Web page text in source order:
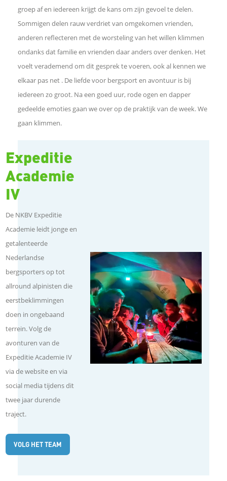
I
n
W
h
t
A
p
i
n
k
m
groep af en iedereen krijgt de kans om zijn gevoel te delen.
Sommigen delen rauw verdriet van omgekomen vrienden,
anderen reflecteren met de worsteling van het willen klimmen
ondanks dat familie en vrienden daar anders over denken. Het
voelt verademend om dit gesprek te voeren, ook al kennen we
elkaar pas net . De liefde voor bergsport en avontuur is bij
iedereen zo groot. Na een goed uur, rode ogen en dapper
gedeelde emoties gaan we over op de praktijk van de week. We
gaan klimmen.
Expeditie
Academie
IV
De NKBV Expeditie
Academie leidt jonge en
getalenteerde
Nederlandse
bergsporters op tot
allround alpinisten die
eerstbeklimmingen
doen in ongebaand
terrein. Volg de
avonturen van de
Expeditie Academie IV
via de website en via
social media tijdens dit
twee jaar durende
traject.
VOLG HET TEAM